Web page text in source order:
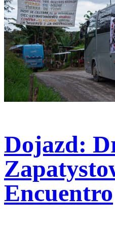
Dojazd:
Encuentro